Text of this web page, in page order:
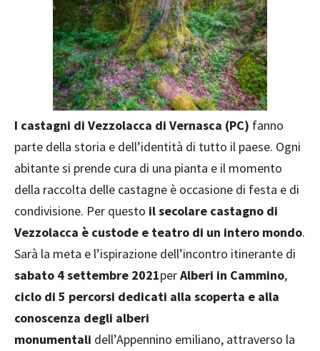
I castagni di Vezzolacca di Vernasca (PC) fanno
parte della storia e dell’identità di tutto il paese. Ogni
abitante si prende cura di una pianta e il momento
della raccolta delle castagne è occasione di festa e di
condivisione. Per questo il secolare castagno di
Vezzolacca è custode e teatro di un intero mondo.
Sarà la meta e l’ispirazione dell’incontro itinerante di
sabato 4 settembre 2021perAlberi in Cammino,
ciclo di 5 percorsi dedicati alla scoperta e alla
conoscenza degli alberi
monumentali dell’Appennino emiliano, attraverso la